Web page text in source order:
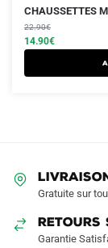
CHAUSSETTES
22.90€
Le
prix
initial
était :
14.90€
Le
prix
actuel
est :
Gratuite sur
RETOURS
Garantie